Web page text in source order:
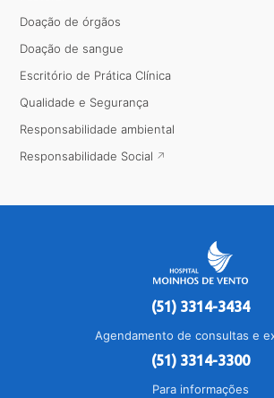
Doação de órgãos
Doação de sangue
Escritório de Prática Clínica
Qualidade e Segurança
Responsabilidade ambiental
Responsabilidade Social
(51) 3314-3434
Agendamento de consultas e
(51) 3314-3300
Para informações